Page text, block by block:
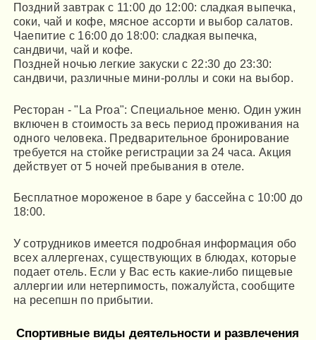
Поздний завтрак с 11:00 до 12:00: сладкая выпечка,
соки, чай и кофе, мясное ассорти и выбор салатов.
Чаепитие с 16:00 до 18:00: сладкая выпечка,
сандвичи, чай и кофе.
Поздней ночью легкие закуски с 22:30 до 23:30:
сандвичи, различные мини-роллы и соки на выбор.
Ресторан - "La Proa": Специальное меню. Один ужин
включен в стоимость за весь период проживания на
одного человека. Предварительное бронирование
требуется на стойке регистрации за 24 часа. Акция
действует от 5 ночей пребывания в отеле.
Бесплатное мороженое в баре у бассейна с 10:00 до
18:00.
У сотрудников имеется подробная информация обо
всех аллергенах, существующих в блюдах, которые
подает отель. Если у Вас есть какие-либо пищевые
аллергии или нетерпимость, пожалуйста, сообщите
на ресепшн по прибытии.
Спортивные виды деятельности и развлечения